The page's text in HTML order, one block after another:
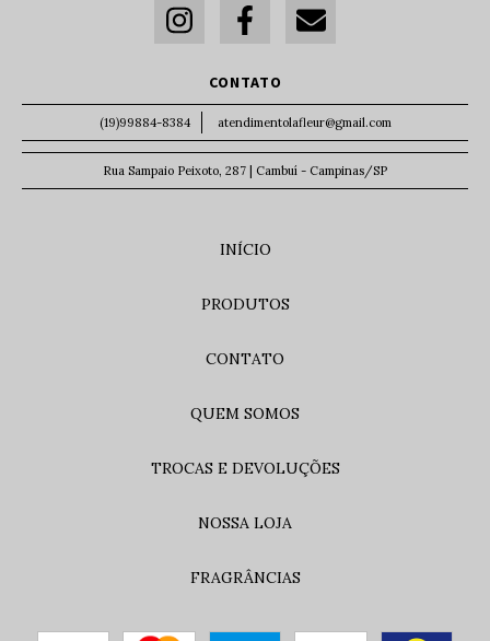
CONTATO
(19)99884-8384 atendimentolafleur@gmail.com
Rua Sampaio Peixoto, 287 | Cambuí - Campinas/SP
INÍCIO
PRODUTOS
CONTATO
QUEM SOMOS
TROCAS E DEVOLUÇÕES
NOSSA LOJA
FRAGRÂNCIAS